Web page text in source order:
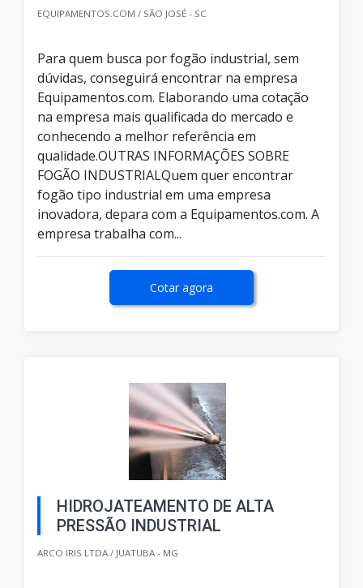
EQUIPAMENTOS.COM / SÃO JOSÉ - SC
Para quem busca por fogão industrial, sem
dúvidas, conseguirá encontrar na empresa
Equipamentos.com. Elaborando uma cotação
na empresa mais qualificada do mercado e
conhecendo a melhor referência em
qualidade.OUTRAS INFORMAÇÕES SOBRE
FOGÃO INDUSTRIALQuem quer encontrar
fogão tipo industrial em uma empresa
inovadora, depara com a Equipamentos.com. A
empresa trabalha com...
Cotar agora
HIDROJATEAMENTO DE ALTA
PRESSÃO INDUSTRIAL
ARCO IRIS LTDA / JUATUBA - MG